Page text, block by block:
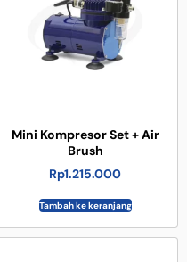
Mini Kompresor Set + Air
Brush
Rp1.215.000
Tambah ke keranjang